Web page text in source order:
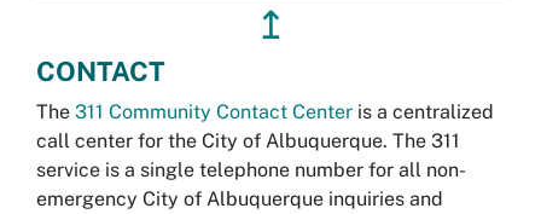
↥
CONTACT
The 311 Community Contact Center is a centralized
call center for the City of Albuquerque. The 311
service is a single telephone number for all non-
emergency City of Albuquerque inquiries and